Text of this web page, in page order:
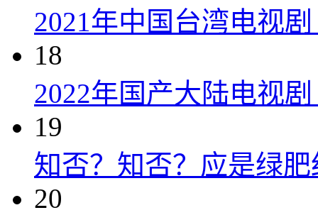
2021年中国台湾电视
18
2022年国产大陆电视
19
知否？知否？应是绿肥
20